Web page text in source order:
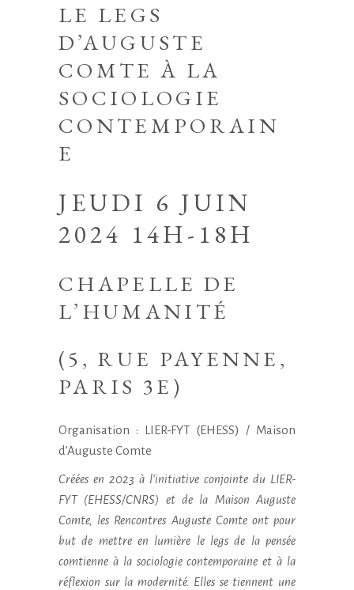
LE LEGS
D’AUGUSTE
COMTE À LA
SOCIOLOGIE
CONTEMPORAIN
E
JEUDI 6 JUIN
2024 14H-18H
CHAPELLE DE
L’HUMANITÉ
(5, RUE PAYENNE,
PARIS 3E)
Organisation : LIER-FYT (EHESS) / Maison
d’Auguste Comte
Créées en 2023 à l’initiative conjointe du LIER-
FYT (EHESS/CNRS) et de la Maison Auguste
Comte, les Rencontres Auguste Comte ont pour
but de mettre en lumière le legs de la pensée
comtienne à la sociologie contemporaine et à la
réflexion sur la modernité. Elles se tiennent une